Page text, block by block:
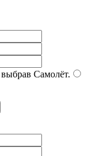
Самолёт.